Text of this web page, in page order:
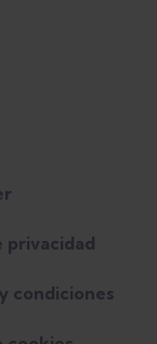
privacidad
condiciones